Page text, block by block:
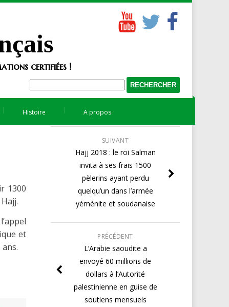
certifiées !
Histoire A propos
1300
et
SUIVANT
Hajj 2018 : le roi Salman
invita à ses frais 1500
pèlerins ayant perdu
quelqu’un dans l’armée
yéménite et soudanaise
PRÉCÉDENT
L’Arabie saoudite a
envoyé 60 millions de
dollars à l’Autorité
palestinienne en guise de
soutiens mensuels